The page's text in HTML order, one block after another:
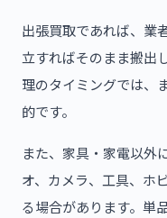
出張買取であれば、業
立すればそのまま搬出
理のタイミングでは、
的です。
また、家具・家電以外
オ、カメラ、工具、ホ
る場合があります。単